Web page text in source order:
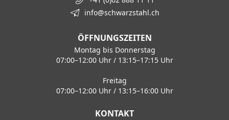
info@schwarzstahl.ch
ÖFFNUNGSZEITEN
Montag bis Donnerstag
07:00–12:00 Uhr / 13:15–17:15 Uhr
Freitag
07:00–12:00 Uhr / 13:15–16:00 Uhr
KONTAKT